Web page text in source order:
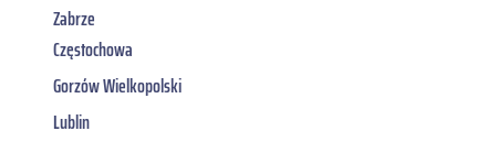
Zabrze
Częstochowa
Gorzów Wielkopolski
Lublin